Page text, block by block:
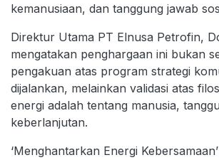
kemanusiaan, dan tanggung jawab
Direktur Utama PT Elnusa Petrofin,
mengatakan penghargaan ini bukan
pengakuan atas program strategi
dijalankan, melainkan validasi atas
energi adalah tentang manusia,
keberlanjutan.
‘Menghantarkan Energi